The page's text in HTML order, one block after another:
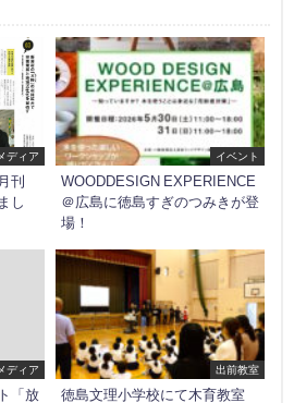
メディア
刊
し
イベント
WOODDESIGN EXPERIENCE
＠広島に徳島すぎのつみきが登
場！
メディア
「放
出前教室
徳島文理小学校にて木育教室